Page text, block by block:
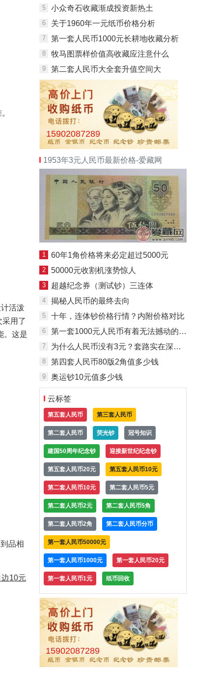
活泼
用了
。这是
品相
10元
5 小众奇石收藏渐成投资新热土
6 关于1960年一元纸币价格分析
7 第一套人民币1000元长耕地收藏分析
8 牧马图票样价值高收藏应注意什么
9 第二套人民币大全套升值空间大
15902087289
1953年3元人民币最新价格-爱藏网
1 60年1角价格将来必定超过5000元
2 50000元收割机涨势惊人
3 超越纪念券（测试钞）三连体
4 揭秘人民币的最终去向
5 十年，连体钞价格行情？内附价格对比
6 第一套1000元人民币有着无法撼动的位置
7 为什么人民币没有3元？套路实在深……
8 第四套人民币80版2角值多少钱
9 奥运钞10元值多少钱
云标签
第五套人民币 第三套人民币
第二套人民币 荧光钞 冠号知识
建国50周年纪念钞 迎接新世纪纪念钞
第五套人民币20元 第五套人民币10元
第二套人民币10元 第二套人民币5元
第二套人民币2元 第二套人民币5角
第二套人民币2角 第二套人民币分币
第一套人民币50000元
第一套人民币1000元 第一套人民币20元
第一套人民币1元 纸币回收
15902087289